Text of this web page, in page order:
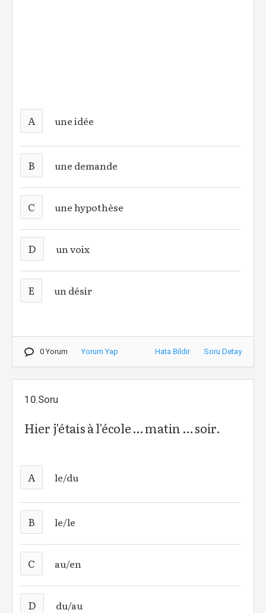
A une idée
B une demande
C une hypothèse
D un voix
E un désir
0 Yorum Yorum Yap Hata Bildir Soru Detay
10.Soru
Hier j'étais à l'école … matin … soir.
A le/du
B le/le
C au/en
D du/au